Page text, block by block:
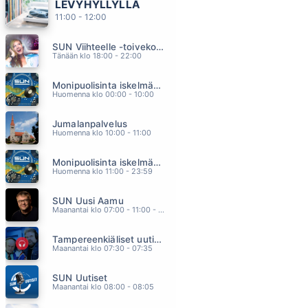
MANSIKKAMÄKI
VILLEJA LUPIINEJA
AALLONMURTAJA
MUSTIKKAMAA
LEVYHYLLYLLÄ
11:00 - 12:00
SUN Viihteelle -toivekonsertti
Tänään klo 18:00 - 22:00
Monipuolisinta iskelmää ja parasta poppia
Huomenna klo 00:00 - 10:00
Jumalanpalvelus
Huomenna klo 10:00 - 11:00
Monipuolisinta iskelmää ja parasta poppia
Huomenna klo 11:00 - 23:59
SUN Uusi Aamu
Maanantai klo 07:00 - 11:00 - Studiossa: Kimmo Hoivassilta
Tampereenkiäliset uutiset
Maanantai klo 07:30 - 07:35
SUN Uutiset
Maanantai klo 08:00 - 08:05